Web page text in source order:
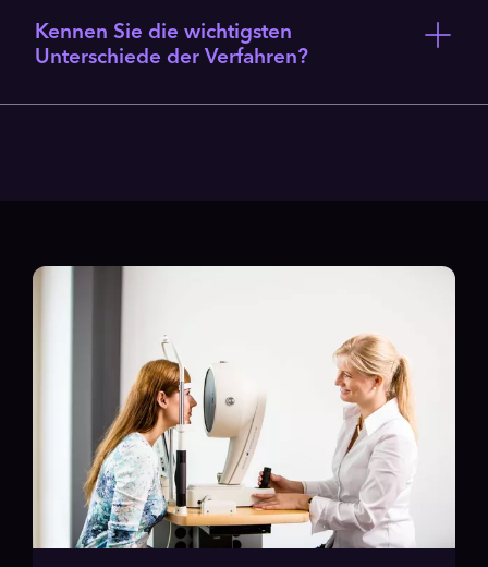
Kennen Sie die wichtigsten
Unterschiede der Verfahren?